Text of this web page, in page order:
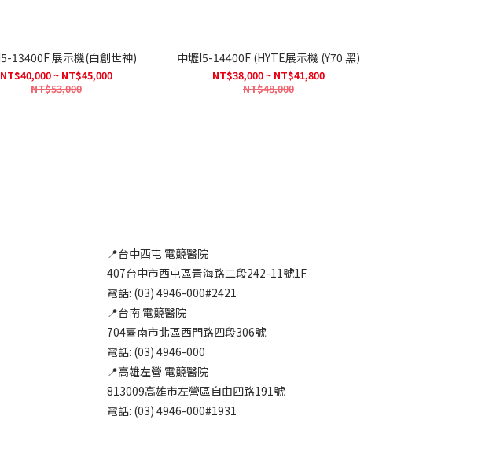
中壢I5-13400F 展示機(白創世神)
NT$40,000 ~ NT$45,000
NT$53,000
中壢I5-14400F (HYTE展示機 (Y70 黑)
NT$38,000 ~ NT$41,800
NT$48,000
📍台中西屯 電競醫院
407台中市西屯區青海路二段242-11號1F
電話: (03) 4946-000#2421
📍台南 電競醫院
704臺南市北區西門路四段306號
電話: (03) 4946-000
📍高雄左營 電競醫院
813009高雄市左營區自由四路191號
電話: (03) 4946-000#1931